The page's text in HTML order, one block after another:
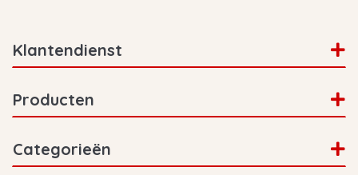
Klantendienst
Producten
Categorieën